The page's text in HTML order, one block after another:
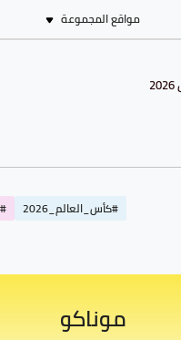
مواقع المجموعة
#كأس_العالم_2026
موناكو